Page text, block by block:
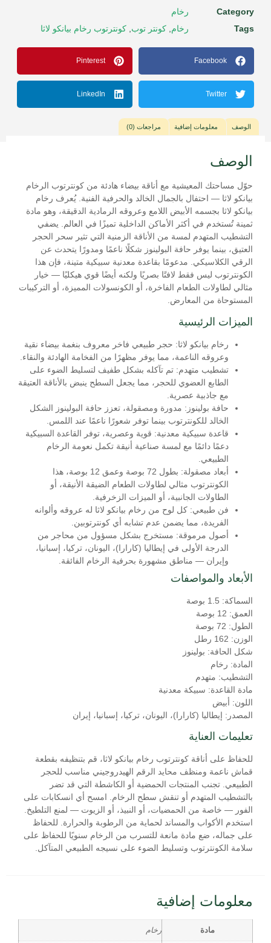
Category
رخام
Tags
رخام كونتر توب كونترتوب رخام بيانكو لاثا
Facebook
Pinterest
Twitter
LinkedIn
الوصف معلومات إضافية مراجعات (0)
الوصف
حوّل مساحتك المعيشية مع أناقة بيضاء هادئة من كونترتوب الرخام
بيانكو لاثا — احتفال بالجمال الخالد والحرفية الفنية. يُعرف رخام
بيانكو لاثا بجسمه الأبيض اللامع وعروقه الرمادية الدقيقة، وهو مادة
ثمينة تُستخدم في أكثر الأماكن الداخلية تميزًا في العالم. يضفي
التشطيب المتهدم لمسة من الأناقة الزمنية التي تثير سحر الحجر
العتيق، بينما يوفر حافة البولينوز شكلًا ناعمًا ومدورًا يتحدث عن
الرقي الكلاسيكي. مدعومًا بقاعدة معدنية سبيكية متينة، فإن هذا
الكونترتوب ليس فقط لافتًا بصريًا ولكنه أيضًا قوي هيكليًا — خيار
مثالي لطاولات الطعام الفاخرة، أو الكونسولات المميزة، أو التركيبات
المستوحاة من المعارض.
الميزات الرئيسية
رخام بيانكو لاثا: حجر طبيعي فاخر معروف بنغمة بيضاء نقية
وعروقه الناعمة، مما يوفر مظهرًا من الفخامة الهادئة والنقاء.
تشطيب متهدم: تم تآكله بشكل طفيف لتسليط الضوء على
الطابع العضوي للحجر، مما يجعل السطح ينبض بالأناقة العتيقة
مع جاذبية عصرية.
حافة بولينوز: مدورة ومصقولة، تعزز حافة البولينوز الشكل
الخالد للكونترتوب بينما توفر شعورًا ناعمًا عند اللمس.
قاعدة سبيكية معدنية: قوية وعصرية، توفر القاعدة السبيكية
دعمًا دائمًا مع لمسة صناعية أنيقة تكمل نعومة الرخام
الطبيعي.
أبعاد مصقولة:
بطول 72 بوصة وعمق 12 بوصة، هذا
الكونترتوب مثالي لطاولات الطعام الضيقة الأنيقة، أو
الطاولات الجانبية، أو الميزات الزخرفية.
فن طبيعي: كل لوح من رخام بيانكو لاثا له عروقه وألوانه
الفريدة، مما يضمن عدم تشابه أي كونترتوبين.
أصول مرموقة: مستخرج بشكل مسؤول من محاجر من
الدرجة الأولى في إيطاليا (كارارا)، اليونان، تركيا، إسبانيا،
وإيران — مناطق مشهورة بحرفية الرخام الفائقة.
الأبعاد والمواصفات
السماكة: 1.5 بوصة
العمق: 12 بوصة
الطول: 72 بوصة
الوزن: 162 رطل
شكل الحافة: بولينوز
المادة: رخام
التشطيب: متهدم
مادة القاعدة: سبيكة معدنية
اللون: أبيض
المصدر: إيطاليا (كارارا)، اليونان، تركيا، إسبانيا، إيران
تعليمات العناية
للحفاظ على أناقة كونترتوب رخام بيانكو لاثا، قم بتنظيفه بقطعة
قماش ناعمة ومنظف محايد الرقم الهيدروجيني مناسب للحجر
الطبيعي. تجنب المنتجات الحمضية أو الكاشطة التي قد تضر
بالتشطيب المتهدم أو تنقش سطح الرخام. امسح أي انسكابات على
الفور — خاصة من الحمضيات، أو النبيذ، أو الزيوت — لمنع التلطيخ.
استخدم الأكواب والمساند لحماية من الرطوبة والحرارة. للحفاظ
على جماله، ضع مادة مانعة للتسرب من الرخام سنويًا للحفاظ على
سلامة الكونترتوب وتسليط الضوء على نسيجه الطبيعي المتآكل.
معلومات إضافية
مادة رخام